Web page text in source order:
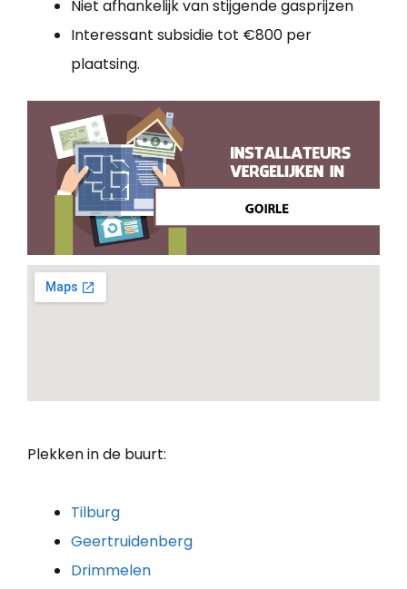
Niet afhankelijk van stijgende gasprijzen
Interessant subsidie tot €800 per
plaatsing.
Plekken in de buurt:
Tilburg
Geertruidenberg
Drimmelen